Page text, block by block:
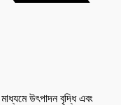
উৎপাদন বৃদ্ধি এবং